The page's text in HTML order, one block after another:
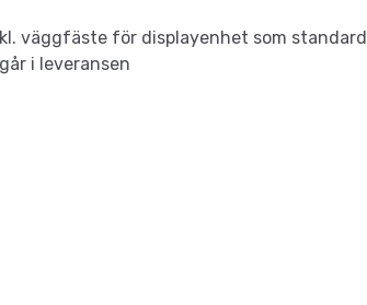
väggfäste för displayenhet som standard
i leveransen